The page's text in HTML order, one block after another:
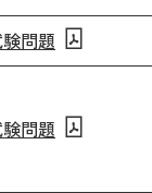
問題
問題